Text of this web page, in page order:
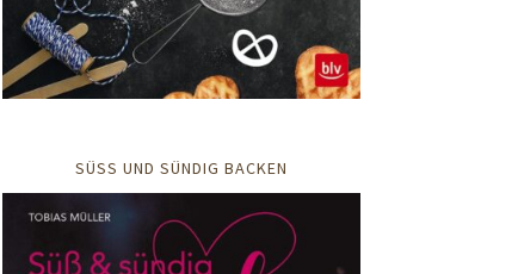
SÜSS UND SÜNDIG BACKEN